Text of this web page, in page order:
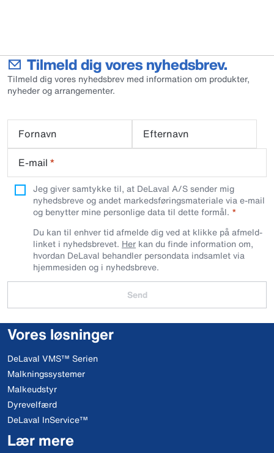
Tilmeld dig vores nyhedsbrev.
Tilmeld dig vores nyhedsbrev med information om produkter,
nyheder og arrangementer.
Fornavn
Efternavn
E-mail *
Jeg giver samtykke til, at DeLaval A/S sender mig
nyhedsbreve og andet markedsføringsmateriale via e-mail
og benytter mine personlige data til dette formål.
Du kan til enhver tid afmelde dig ved at klikke på afmeld-
linket i nyhedsbrevet. Her kan du finde information om,
hvordan DeLaval behandler persondata indsamlet via
hjemmesiden og i nyhedsbreve.
Send
Vores løsninger
DeLaval VMS™ Serien
Malkningssystemer
Malkeudstyr
Dyrevelfærd
DeLaval InService™
Lær mere